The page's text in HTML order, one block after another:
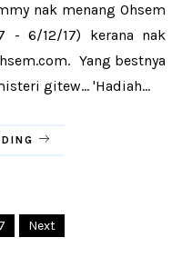
nak menang Ohsem
- 6/12/17) kerana nak
Yang bestnya
gitew... 'Hadiah...
Next